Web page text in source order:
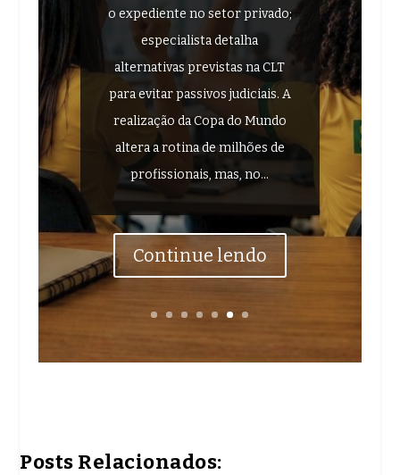
o expediente no setor privado;
especialista detalha
alternativas previstas na CLT
para evitar passivos judiciais. A
realização da Copa do Mundo
altera a rotina de milhões de
profissionais, mas, no...
Continue lendo
Posts Relacionados: